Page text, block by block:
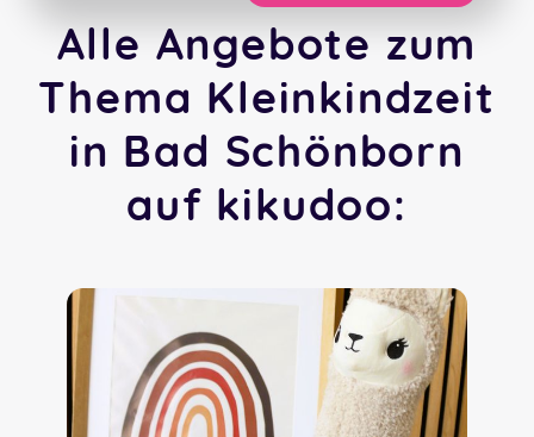
Alle Angebote zum
Thema Kleinkindzeit
in Bad Schönborn
auf kikudoo: